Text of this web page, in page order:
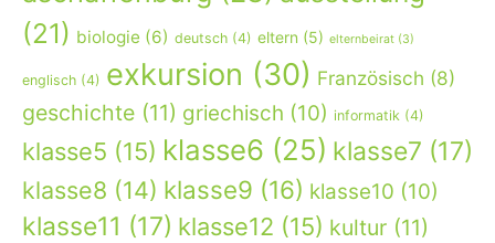
(21) biologie (6) deutsch (4) eltern (5) elternbeirat (3)
englisch (4) exkursion (30) Französisch (8)
geschichte (11) griechisch (10) informatik (4)
klasse5 (15) klasse6 (25) klasse7 (17)
klasse8 (14) klasse9 (16) klasse10 (10)
klasse11 (17) klasse12 (15) kultur (11)